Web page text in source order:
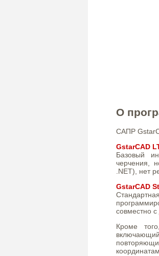
О
САПР
GstarCAD
Базовый
черчения,
.NET), нет
GstarCAD
совместно
Кроме